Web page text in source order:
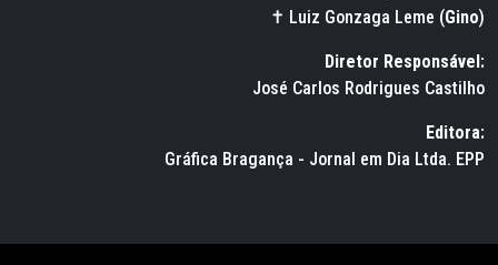
✝ Luiz Gonzaga Leme (Gino)
Diretor Responsável:
José Carlos Rodrigues Castilho
Editora:
Gráfica Bragança - Jornal em Dia Ltda. EPP